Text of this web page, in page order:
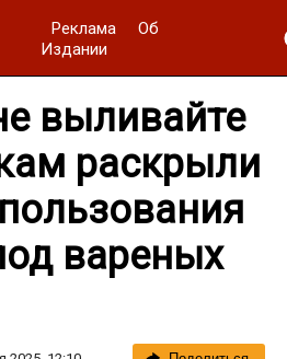
Реклама
Об
Издании
выливайте
раскрыли
вареных